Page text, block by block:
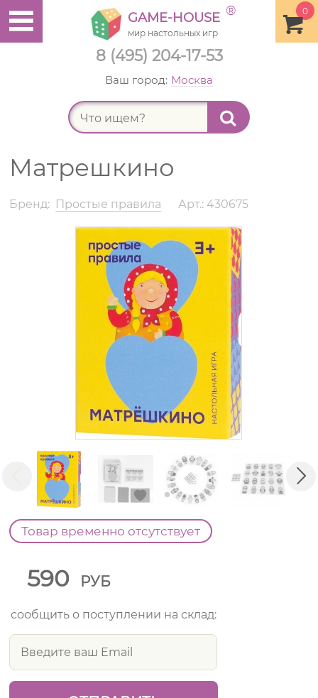
8 (495) 204-17-53
0
GAME-HOUSE ®
мир настольных игр
Ваш город: Москва
Матрешкино
Бренд: Простые правила Арт.: 430675
Товар временно отсутствует
590 РУБ
сообщить о поступлении на склад: